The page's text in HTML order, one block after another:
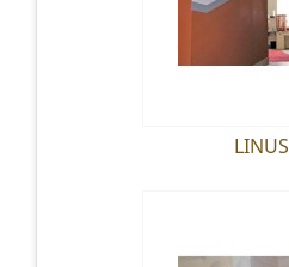
LINUS